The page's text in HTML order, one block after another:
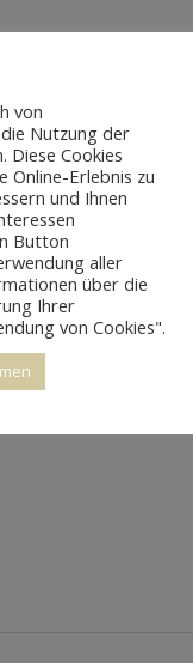
von
Nutzung der
Diese Cookies
Online-Erlebnis zu
und Ihnen
Button
aller
über die
Ihrer
von Cookies".